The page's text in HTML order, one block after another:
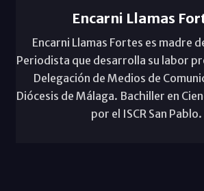
Encarni Llamas
Encarni Llamas Fortes es madre
Periodista que desarrolla su labor
Delegación de Medios de
Diócesis de Málaga. Bachiller en
por el ISCR San Pablo.